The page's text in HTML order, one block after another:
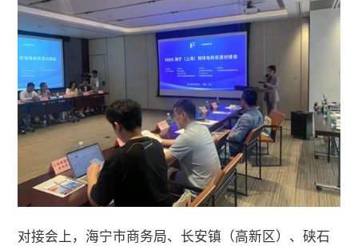
对接会上，海宁市商务局、长安镇（高新区）、硖石